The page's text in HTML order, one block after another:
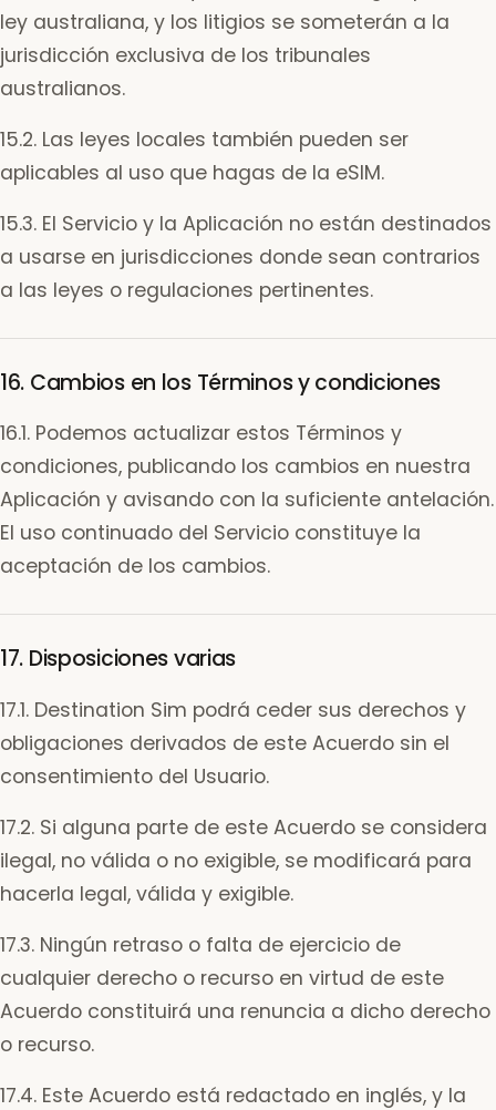
ley australiana, y los litigios se someterán a la
jurisdicción exclusiva de los tribunales
australianos.
15.2. Las leyes locales también pueden ser
aplicables al uso que hagas de la eSIM.
15.3. El Servicio y la Aplicación no están destinados
a usarse en jurisdicciones donde sean contrarios
a las leyes o regulaciones pertinentes.
16. Cambios en los Términos y condiciones
16.1. Podemos actualizar estos Términos y
condiciones, publicando los cambios en nuestra
Aplicación y avisando con la suficiente antelación.
El uso continuado del Servicio constituye la
aceptación de los cambios.
17. Disposiciones varias
17.1. Destination Sim podrá ceder sus derechos y
obligaciones derivados de este Acuerdo sin el
consentimiento del Usuario.
17.2. Si alguna parte de este Acuerdo se considera
ilegal, no válida o no exigible, se modificará para
hacerla legal, válida y exigible.
17.3. Ningún retraso o falta de ejercicio de
cualquier derecho o recurso en virtud de este
Acuerdo constituirá una renuncia a dicho derecho
o recurso.
17.4. Este Acuerdo está redactado en inglés, y la